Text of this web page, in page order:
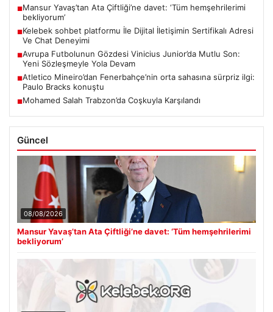
■Mansur Yavaş’tan Ata Çiftliği’ne davet: ‘Tüm hemşehrilerimi
bekliyorum’
■Kelebek sohbet platformu İle Dijital İletişimin Sertifikalı Adresi
Ve Chat Deneyimi
■Avrupa Futbolunun Gözdesi Vinicius Junior’da Mutlu Son:
Yeni Sözleşmeyle Yola Devam
■Atletico Mineiro’dan Fenerbahçe’nin orta sahasına sürpriz ilgi:
Paulo Bracks konuştu
■Mohamed Salah Trabzon’da Coşkuyla Karşılandı
Güncel
08/08/2026
Mansur Yavaş’tan Ata Çiftliği’ne davet: ‘Tüm hemşehrilerimi
bekliyorum’